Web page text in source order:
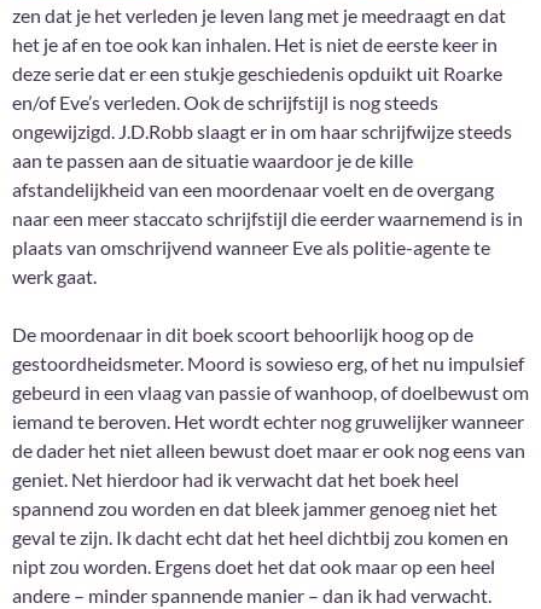
zen dat je het verleden je leven lang met je meedraagt en dat
het je af en toe ook kan inhalen. Het is niet de eerste keer in
deze serie dat er een stukje geschiedenis opduikt uit Roarke
en/of Eve’s verleden. Ook de schrijfstijl is nog steeds
ongewijzigd. J.D.Robb slaagt er in om haar schrijfwijze steeds
aan te passen aan de situatie waardoor je de kille
afstandelijkheid van een moordenaar voelt en de overgang
naar een meer staccato schrijfstijl die eerder waarnemend is in
plaats van omschrijvend wanneer Eve als politie-agente te
werk gaat.
De moordenaar in dit boek scoort behoorlijk hoog op de
gestoordheidsmeter. Moord is sowieso erg, of het nu impulsief
gebeurd in een vlaag van passie of wanhoop, of doelbewust om
iemand te beroven. Het wordt echter nog gruwelijker wanneer
de dader het niet alleen bewust doet maar er ook nog eens van
geniet. Net hierdoor had ik verwacht dat het boek heel
spannend zou worden en dat bleek jammer genoeg niet het
geval te zijn. Ik dacht echt dat het heel dichtbij zou komen en
nipt zou worden. Ergens doet het dat ook maar op een heel
andere – minder spannende manier – dan ik had verwacht.